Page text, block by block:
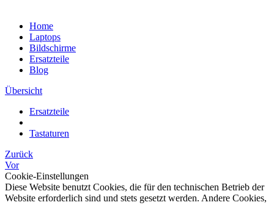
Home
Laptops
Bildschirme
Ersatzteile
Blog
Übersicht
Ersatzteile
Tastaturen
Zurück
Vor
Cookie-Einstellungen
Diese Website benutzt Cookies, die für den technischen Betrieb der
Website erforderlich sind und stets gesetzt werden. Andere Cookies,